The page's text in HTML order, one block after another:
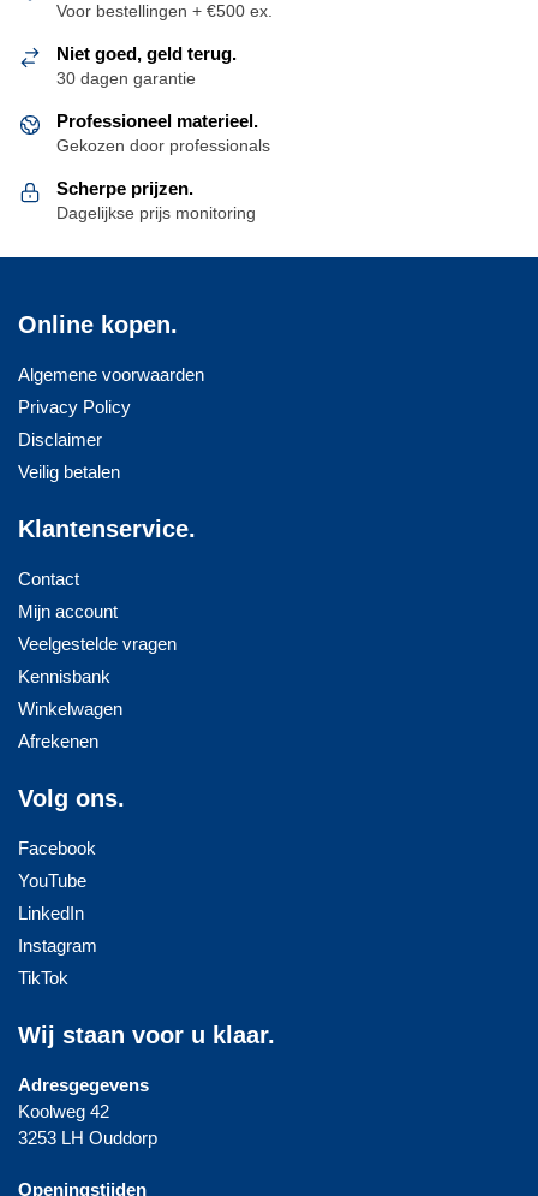
Voor bestellingen + €500 ex.
Niet goed, geld terug.
30 dagen garantie
Professioneel materieel.
Gekozen door professionals
Scherpe prijzen.
Dagelijkse prijs monitoring
Online kopen.
Algemene voorwaarden
Privacy Policy
Disclaimer
Veilig betalen
Klantenservice.
Contact
Mijn account
Veelgestelde vragen
Kennisbank
Winkelwagen
Afrekenen
Volg ons.
Facebook
YouTube
LinkedIn
Instagram
TikTok
Wij staan voor u klaar.
Adresgegevens
Koolweg 42
3253 LH Ouddorp
Openingstijden